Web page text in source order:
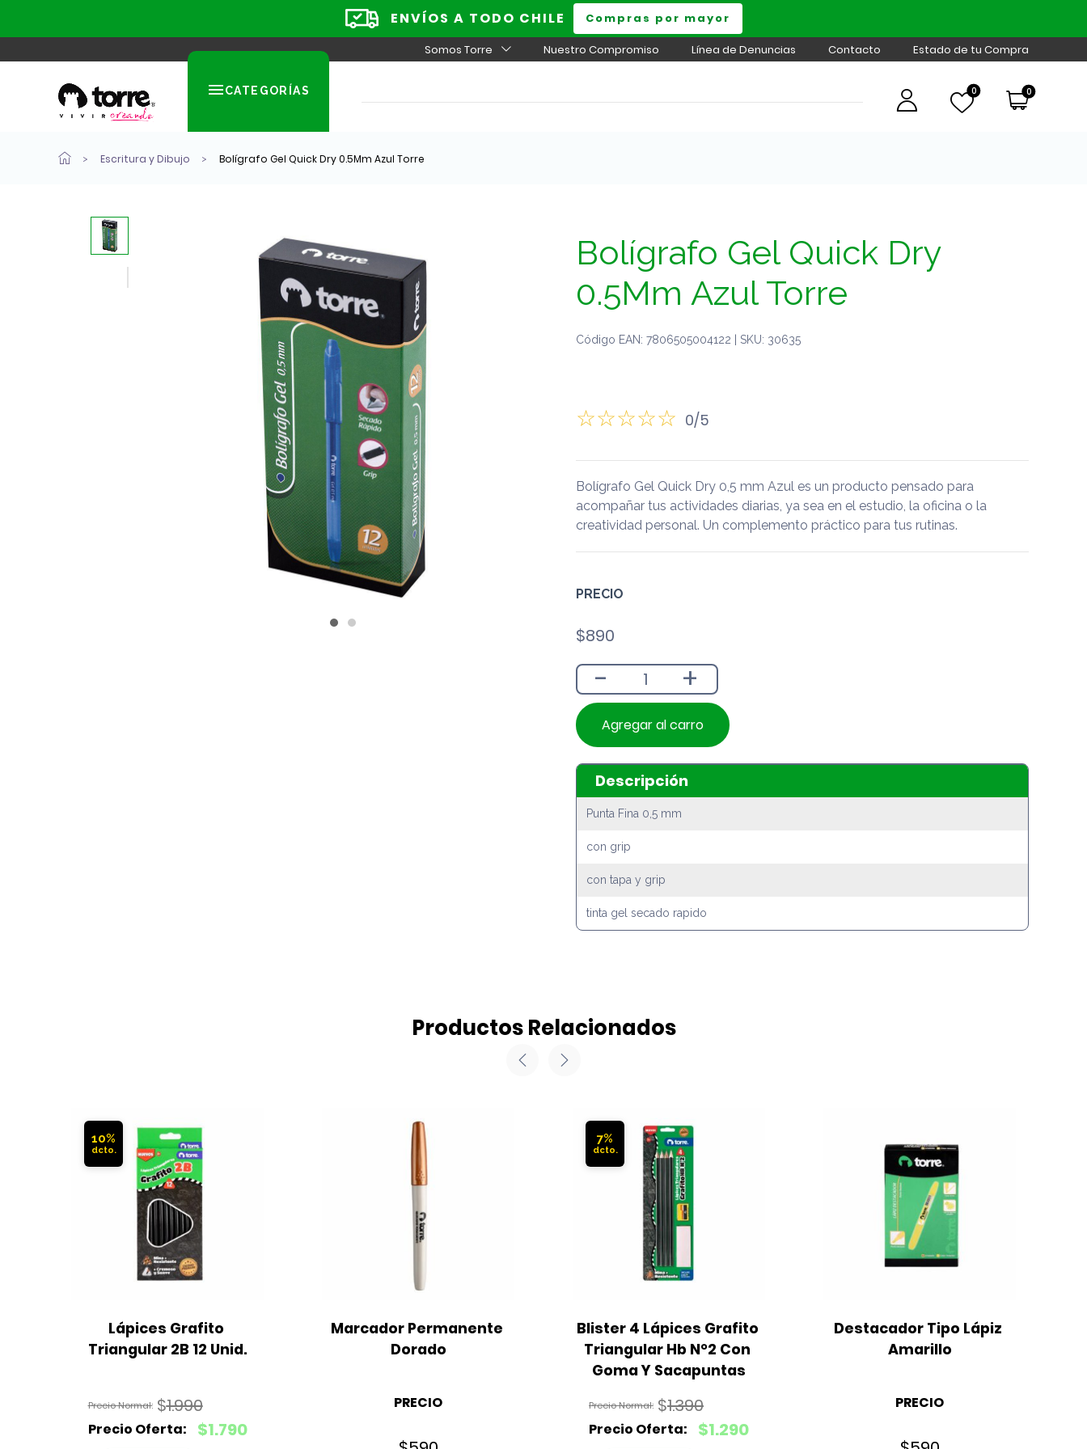
ENVÍOS A TODO CHILE Compras por mayor
Somos Torre Nuestro Compromiso Línea de Denuncias Contacto Estado de tu Compra
CATEGORÍAS 0 0
Escritura y Dibujo Bolígrafo Gel Quick Dry 0.5Mm Azul Torre
Bolígrafo Gel Quick Dry
0.5Mm Azul Torre
Código EAN: 7806505004122 | SKU: 30635
0/5
Bolígrafo Gel Quick Dry 0,5 mm Azul es un producto pensado para
acompañar tus actividades diarias, ya sea en el estudio, la oficina o la
creatividad personal. Un complemento práctico para tus rutinas.
PRECIO
$890
- +
Agregar al carro
Descripción
Punta Fina 0,5 mm
con grip
con tapa y grip
tinta gel secado rapido
Productos Relacionados
10%
Lápices Grafito
Triangular 2B 12 Unid.
$1.990
El
$1.790
Marcador Permanente
Dorado
PRECIO
7%
Blister 4 Lápices Grafito
Triangular Hb N°2 Con
Goma Y Sacapuntas
$1.390
El
$1.290
Destacador Tipo Lápiz
Amarillo
PRECIO